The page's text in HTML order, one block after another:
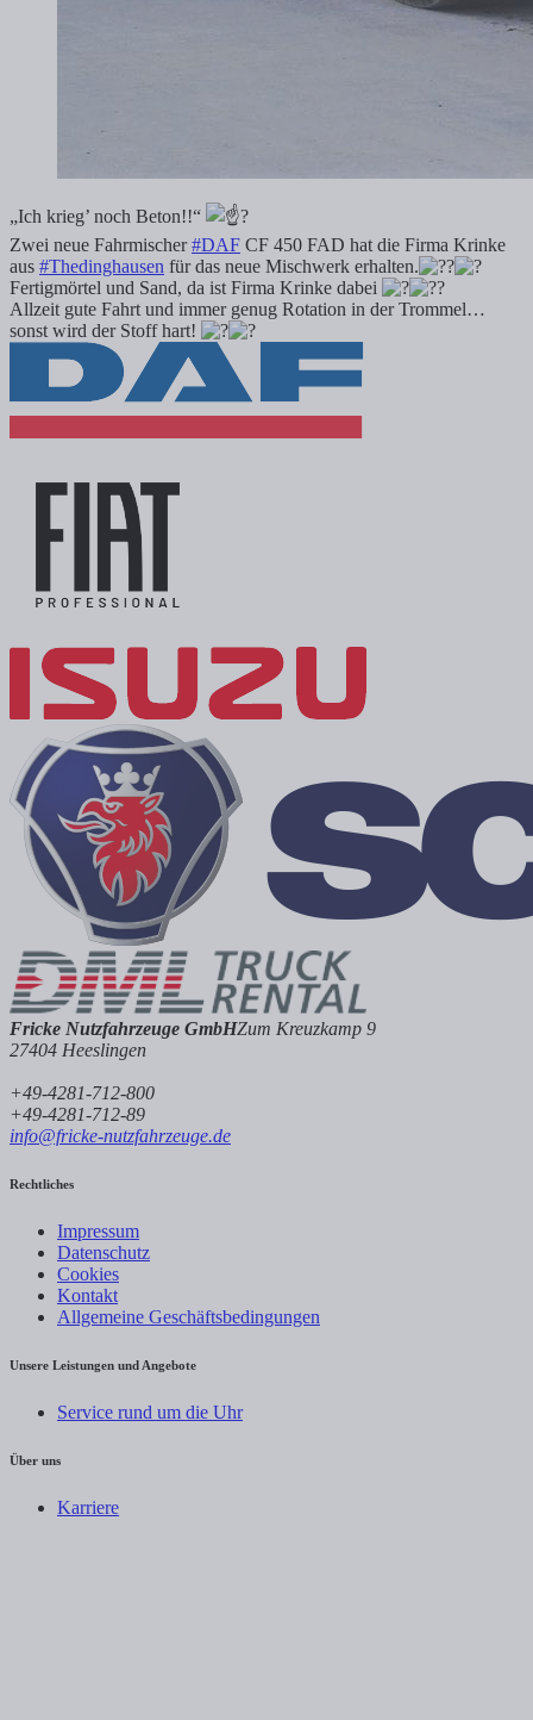
„Ich krieg’ noch Beton!!“
Zwei neue Fahrmischer#DAF CF 450 FAD hat die Firma Krinke
aus #Thedinghausen für das neue Mischwerk erhalten.
Fertigmörtel und Sand, da ist Firma Krinke dabei
Allzeit gute Fahrt und immer genug Rotation in der Trommel…
sonst wird der Stoff hart!
Fricke Nutzfahrzeuge GmbHZum Kreuzkamp 9
27404 Heeslingen
+49-4281-712-800
+49-4281-712-89
info@fricke-nutzfahrzeuge.de
Rechtliches
Impressum
Datenschutz
Cookies
Kontakt
Allgemeine Geschäftsbedingungen
Unsere Leistungen und Angebote
Service rund um die Uhr
Über uns
Karriere